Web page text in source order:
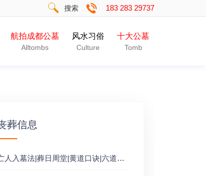
搜索 183 283 29737
航拍成都公墓
Alltombs
风水习俗
Culture
十大公墓
Tomb
葬信息
亡人入墓法|葬日周堂|黄道口诀|六道轮回